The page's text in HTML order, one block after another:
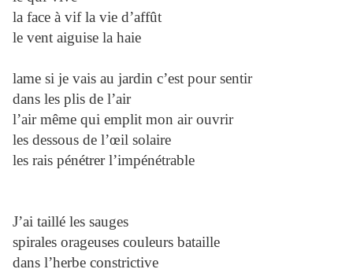
la face à vif la vie d’affût
le vent aiguise la haie
lame si je vais au jardin c’est pour sentir
dans les plis de l’air
l’air même qui emplit mon air ouvrir
les dessous de l’œil solaire
les rais pénétrer l’impénétrable
J’ai taillé les sauges
spirales orageuses couleurs bataille
dans l’herbe constrictive